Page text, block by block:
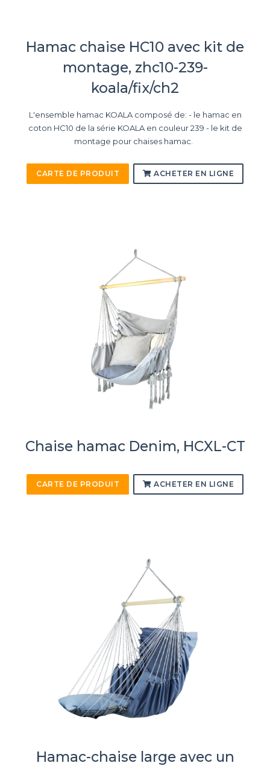
Hamac chaise HC10 avec kit de
montage, zhc10-239-
koala/fix/ch2
L'ensemble hamac KOALA composé de: - le hamac en
coton HC10 de la série KOALA en couleur 239 - le kit de
montage pour chaises hamac.
CARTE DE PRODUIT ACHETER EN LIGNE
Chaise hamac Denim, HCXL-CT
CARTE DE PRODUIT ACHETER EN LIGNE
Hamac-chaise large avec un